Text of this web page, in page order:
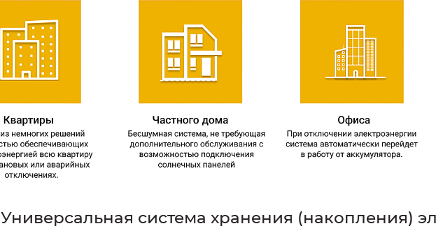
Универсальная система хранения (накопления)